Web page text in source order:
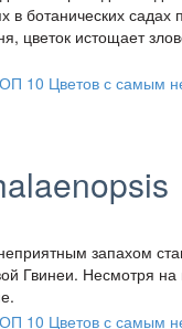
в ботанических
цветок истощает
запахом
Гвинеи. Несмотря